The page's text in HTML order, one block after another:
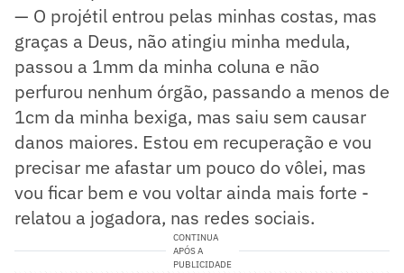
— O projétil entrou pelas minhas costas, mas
graças a Deus, não atingiu minha medula,
passou a 1mm da minha coluna e não
perfurou nenhum órgão, passando a menos de
1cm da minha bexiga, mas saiu sem causar
danos maiores. Estou em recuperação e vou
precisar me afastar um pouco do vôlei, mas
vou ficar bem e vou voltar ainda mais forte -
relatou a jogadora, nas redes sociais.
CONTINUA
APÓS A
PUBLICIDADE